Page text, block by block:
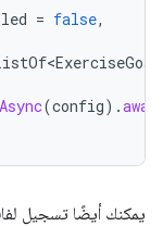
= false,
(config).